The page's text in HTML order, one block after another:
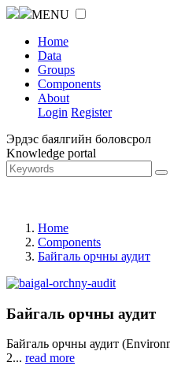
MENU
Home
Data
Groups
Components
About
Login Register
Эрдэс баялгийн боловсрол
Knowledge portal
Home
Components
Байгаль орчны аудит
Байгаль орчны аудит
Байгаль орчны аудит
2... read more